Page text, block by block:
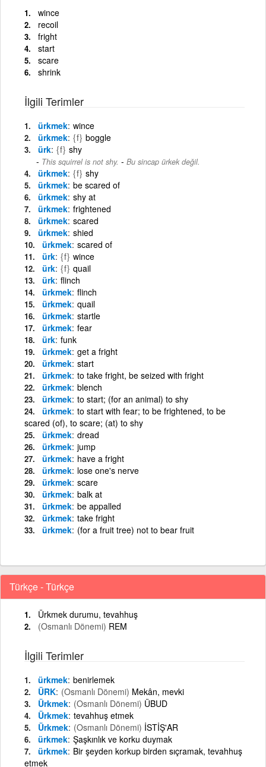
wince
recoil
fright
start
scare
shrink
İlgili Terimler
ürkmek wince
ürkmek {f} boggle
ürk {f} shy
This squirrel is not shy. - Bu sincap ürkek değil.
ürkmek {f} shy
ürkmek be scared of
ürkmek shy at
ürkmek frightened
ürkmek scared
ürkmek shied
ürkmek scared of
ürk {f} wince
ürk {f} quail
ürk flinch
ürkmek flinch
ürkmek quail
ürkmek startle
ürkmek fear
ürk funk
ürkmek get a fright
ürkmek start
ürkmek to take fright, be seized with fright
ürkmek blench
ürkmek to start; (for an animal) to shy
ürkmek to start with fear; to be frightened, to be
scared (of), to scare; (at) to shy
ürkmek dread
ürkmek jump
ürkmek have a fright
ürkmek lose one's nerve
ürkmek scare
ürkmek balk at
ürkmek be appalled
ürkmek take fright
ürkmek (for a fruit tree) not to bear fruit
Türkçe - Türkçe
Ürkmek durumu, tevahhuş
(Osmanlı Dönemi) REM
İlgili Terimler
ürkmek benirlemek
ÜRK (Osmanlı Dönemi) Mekân, mevki
Ürkmek (Osmanlı Dönemi) ÜBUD
Ürkmek tevahhuş etmek
Ürkmek (Osmanlı Dönemi) İSTİŞ'AR
ürkmek Şaşkınlık ve korku duymak
ürkmek Bir şeyden korkup birden sıçramak, tevahhuş
etmek